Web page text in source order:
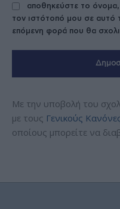
αποθηκεύστε το όνομα,
τον ιστότοπό μου σε αυτό
επόμενη φορά που θα
Με την υποβολή του
με τους Γενικούς
οποίους μπορείτε να